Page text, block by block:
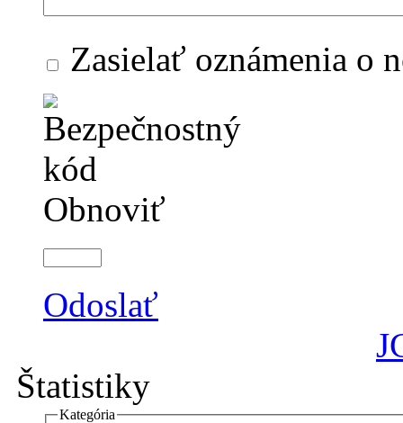
Zasielať oznámenia o
Obnoviť
Odoslať
Štatistiky
Kategória